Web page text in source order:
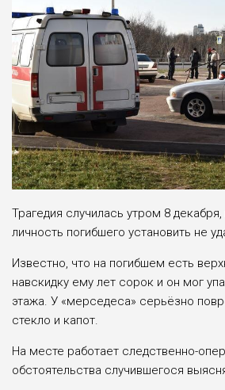
Трагедия случилась утром 8
личность погибшего установить не
Известно, что на погибшем есть
навскидку ему лет сорок и он мог
этажа. У «мерседеса» серьёзно
стекло и капот.
На месте работает следственно-
обстоятельства случившегося